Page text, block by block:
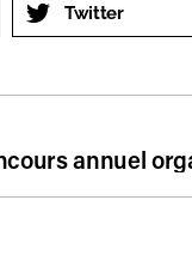
Twitter